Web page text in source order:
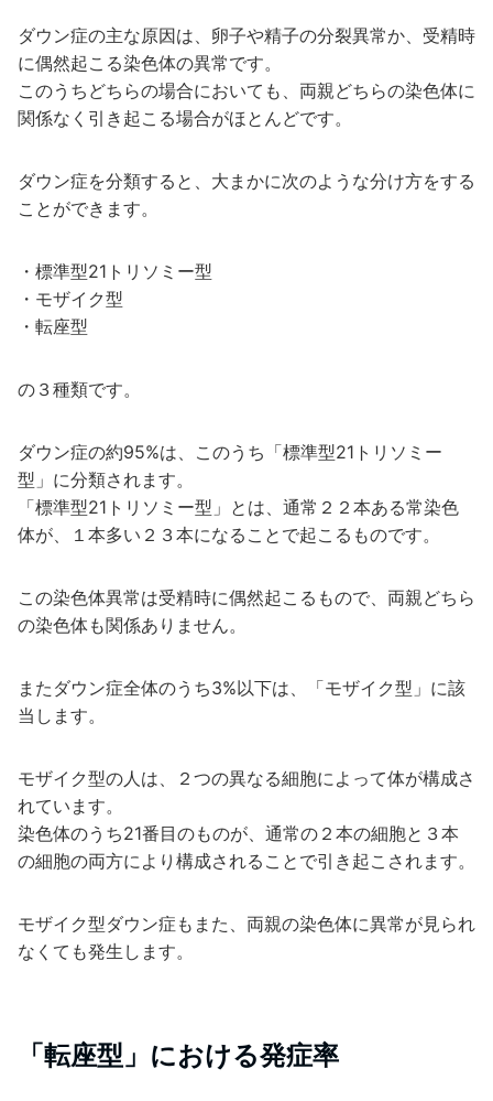
ダウン症の主な原因は、卵子や精子の分裂異常か、受精時
に偶然起こる染色体の異常です。
このうちどちらの場合においても、両親どちらの染色体に
関係なく引き起こる場合がほとんどです。
ダウン症を分類すると、大まかに次のような分け方をする
ことができます。
・標準型21トリソミー型
・モザイク型
・転座型
の３種類です。
ダウン症の約95%は、このうち「標準型21トリソミー
型」に分類されます。
「標準型21トリソミー型」とは、通常２２本ある常染色
体が、１本多い２３本になることで起こるものです。
この染色体異常は受精時に偶然起こるもので、両親どちら
の染色体も関係ありません。
またダウン症全体のうち3%以下は、「モザイク型」に該
当します。
モザイク型の人は、２つの異なる細胞によって体が構成さ
れています。
染色体のうち21番目のものが、通常の２本の細胞と３本
の細胞の両方により構成されることで引き起こされます。
モザイク型ダウン症もまた、両親の染色体に異常が見られ
なくても発生します。
「転座型」における発症率